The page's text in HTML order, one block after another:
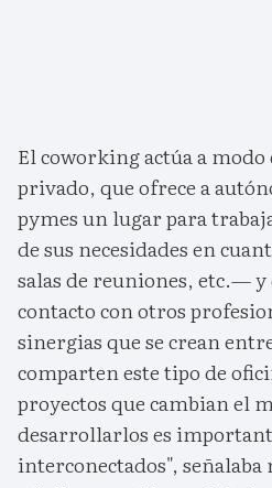
El coworking actúa a
privado, que ofrece a
pymes un lugar para
de sus necesidades en
salas de reuniones, etc.—
contacto con otros
sinergias que se crean
comparten este tipo de
proyectos que cambian el
desarrollarlos es
interconectados",